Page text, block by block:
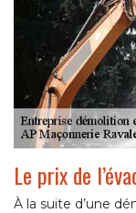
Le prix de
À la suite d’une